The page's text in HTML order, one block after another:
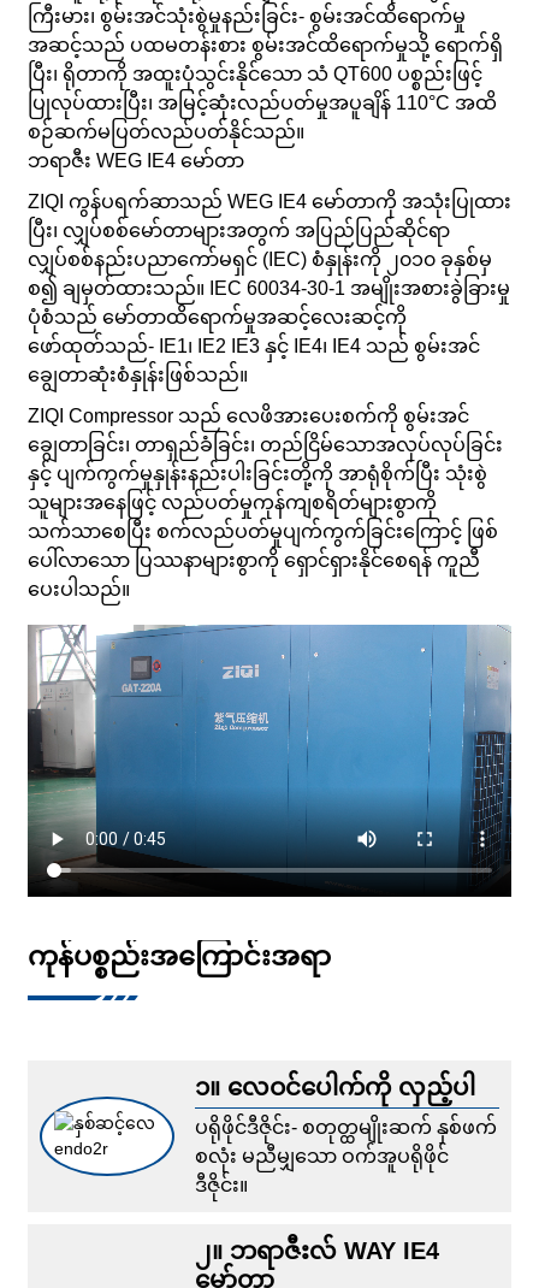
ကြီးမား၊ စွမ်းအင်သုံးစွဲမှုနည်းခြင်း- စွမ်းအင်ထိရောက်မှု
အဆင့်သည် ပထမတန်းစား စွမ်းအင်ထိရောက်မှုသို့ ရောက်ရှိ
ပြီး၊ ရိုတာကို အထူးပုံသွင်းနိုင်သော သံ QT600 ပစ္စည်းဖြင့်
ပြုလုပ်ထားပြီး၊ အမြင့်ဆုံးလည်ပတ်မှုအပူချိန် 110°C အထိ
စဉ်ဆက်မပြတ်လည်ပတ်နိုင်သည်။
ဘရာဇီး WEG IE4 မော်တာ
ZIQI ကွန်ပရက်ဆာသည် WEG IE4 မော်တာကို အသုံးပြုထား
ပြီး၊ လျှပ်စစ်မော်တာများအတွက် အပြည်ပြည်ဆိုင်ရာ
လျှပ်စစ်နည်းပညာကော်မရှင် (IEC) စံနှုန်းကို ၂၀၁၀ ခုနှစ်မှ
စ၍ ချမှတ်ထားသည်။ IEC 60034-30-1 အမျိုးအစားခွဲခြားမှု
ပုံစံသည် မော်တာထိရောက်မှုအဆင့်လေးဆင့်ကို
ဖော်ထုတ်သည်- IE1၊ IE2 IE3 နှင့် IE4၊ IE4 သည် စွမ်းအင်
ချွေတာဆုံးစံနှုန်းဖြစ်သည်။
ZIQI Compressor သည် လေဖိအားပေးစက်ကို စွမ်းအင်
ချွေတာခြင်း၊ တာရှည်ခံခြင်း၊ တည်ငြိမ်သောအလုပ်လုပ်ခြင်း
နှင့် ပျက်ကွက်မှုနှုန်းနည်းပါးခြင်းတို့ကို အာရုံစိုက်ပြီး သုံးစွဲ
သူများအနေဖြင့် လည်ပတ်မှုကုန်ကျစရိတ်များစွာကို
သက်သာစေပြီး စက်လည်ပတ်မှုပျက်ကွက်ခြင်းကြောင့် ဖြစ်
ပေါ်လာသော ပြဿနာများစွာကို ရှောင်ရှားနိုင်စေရန် ကူညီ
ပေးပါသည်။
ကုန်ပစ္စည်းအကြောင်းအရာ
၁။ လေဝင်ပေါက်ကို လှည့်ပါ
ပရိုဖိုင်ဒီဇိုင်း- စတုတ္ထမျိုးဆက် နှစ်ဖက်
စလုံး မညီမျှသော ဝက်အူပရိုဖိုင်
ဒီဇိုင်း။
၂။ ဘရာဇီးလ် WAY IE4
မော်တာ